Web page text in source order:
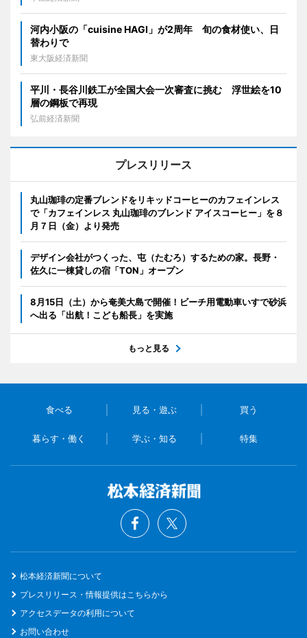
河内小阪の「cuisine HAGI」が2周年 旬の食材使い、日
替わりで
東大阪経済新聞
平川・長谷川鉄工が全国大会一次審査に挑む 浮世絵を10
層の鋼板で再現
弘前経済新聞
プレスリリース
丸山珈琲の定番ブレンドをリキッドコーヒーのカフェインレス
で「カフェインレス 丸山珈琲のブレンド アイスコーヒー」を８
月７日（金）より発売
デザイン会社がつくった、屯（たむろ）するための家。長野・
佐久に一棟貸しの宿「TON」オープン
8月15日（土）から奄美大島で開催！ビーチ用電動車いすで砂浜
へ出る「出航！こども船長」を実施
もっと見る
食べる 見る・遊ぶ 買う
暮らす・働く 学ぶ・知る 特集
松本経済新聞について
プレスリリース・情報提供はこちらから
アクセスデータの利用について
お問い合わせ